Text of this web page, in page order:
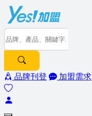
品牌刊登 加盟需求